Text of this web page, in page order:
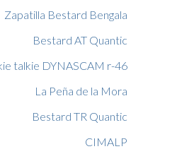
Zapatilla Bestard Bengala
Bestard AT Quantic
talkie DYNASCAM r-46
La Peña de la Mora
Bestard TR Quantic
CIMALP